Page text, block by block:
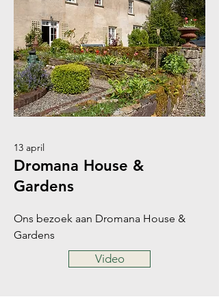
13 april
Dromana House &
Gardens
Ons bezoek aan Dromana House &
Gardens
Video